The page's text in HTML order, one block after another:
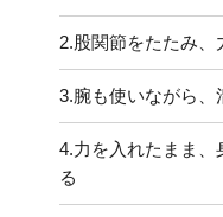
2.股関節をたたみ、
3.腕も使いながら、
4.力を入れたまま、
る